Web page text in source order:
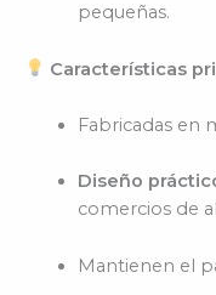
pequeñas.
Características
Fabricadas en
Diseño
comercios de
Mantienen el